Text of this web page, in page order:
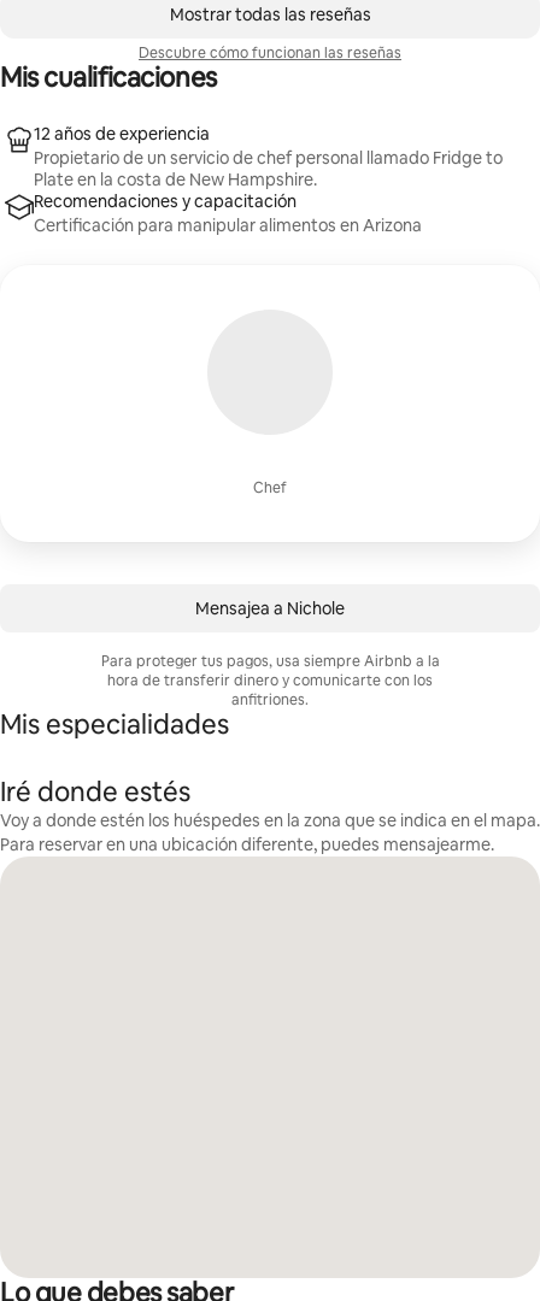
Mostrar todas las reseñas
Descubre cómo funcionan las reseñas
Mis cualificaciones
Chef
12 años de experiencia
Propietario de un servicio de chef personal llamado Fridge to
Plate en la costa de New Hampshire.
Recomendaciones y capacitación
Certificación para manipular alimentos en Arizona
Mensajea a Nichole
Para proteger tus pagos, usa siempre Airbnb a la
hora de transferir dinero y comunicarte con los
anfitriones.
Mis especialidades
Iré donde estés
Voy a donde estén los huéspedes en la zona que se indica en el mapa.
Para reservar en una ubicación diferente, puedes mensajearme.
Lo que debes saber